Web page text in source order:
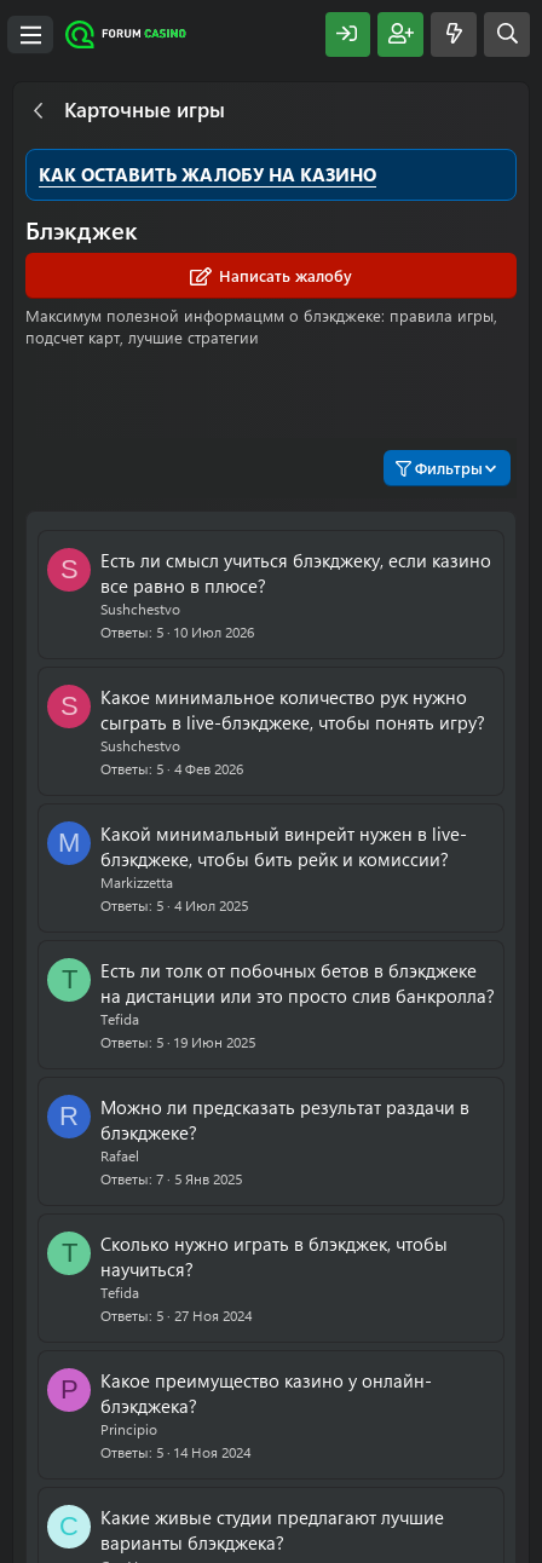
Карточные игры
КАК ОСТАВИТЬ ЖАЛОБУ НА КАЗИНО
Блэкджек
Написать жалобу
Максимум полезной информацмм о блэкджеке: правила игры,
подсчет карт, лучшие стратегии
Фильтры
S
Есть ли смысл учиться блэкджеку, если казино
все равно в плюсе?
Sushchestvo
Ответы 5 10 Июл 2026
S
Какое минимальное количество рук нужно
сыграть в live-блэкджеке, чтобы понять игру?
Sushchestvo
Ответы 5 4 Фев 2026
M
Какой минимальный винрейт нужен в live-
блэкджеке, чтобы бить рейк и комиссии?
Markizzetta
Ответы 5 4 Июл 2025
T
Есть ли толк от побочных бетов в блэкджеке
на дистанции или это просто слив банкролла?
Tefida
Ответы 5 19 Июн 2025
R
Можно ли предсказать результат раздачи в
блэкджеке?
Rafael
Ответы 7 5 Янв 2025
T
Сколько нужно играть в блэкджек, чтобы
научиться?
Tefida
Ответы 5 27 Ноя 2024
P
Какое преимущество казино у онлайн-
блэкджека?
Principio
Ответы 5 14 Ноя 2024
C
Какие живые студии предлагают лучшие
варианты блэкджека?